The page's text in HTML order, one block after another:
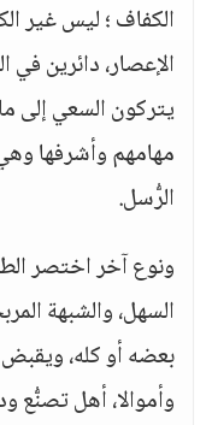
الكفاف ؛ ليس غير
الإعصار، دائرين في
يتركون السعي إلى
مهامهم وأشرفها وهي
الرُّسل.
ونوع آخر اختصر
السهل، والشبهة
بعضه أو كله، ويقبض
وأموالا، أهل تصنُّع